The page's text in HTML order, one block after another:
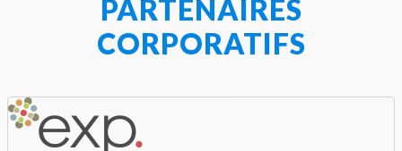
PARTENAIRES
CORPORATIFS